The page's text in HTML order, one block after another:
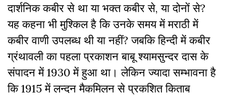
दार्शनिक कबीर से था या भक्त कबीर से, या दोनों से?
यह कहना भी मुश्किल है कि उनके समय में मराठी में
कबीर वाणी उपलब्ध थी या नहीं? जबकि हिन्दी में कबीर
ग्रंथावली का पहला प्रकाशन बाबू श्यामसुन्दर दास के
संपादन में 1930 में हुआ था। लेकिन ज्यादा सम्भावना है
कि 1915 में लन्दन मैकमिलन से प्रकशित किताब